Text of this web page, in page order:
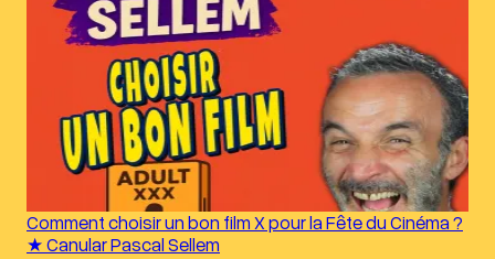
Comment choisir un bon film X pour la Fête du Cinéma ?
★ Canular Pascal Sellem